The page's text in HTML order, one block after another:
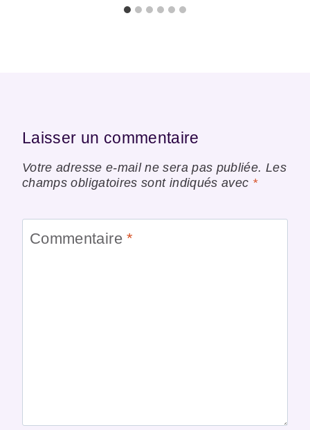
Laisser un commentaire
Votre adresse e-mail ne sera pas publiée. Les
champs obligatoires sont indiqués avec *
Commentaire*